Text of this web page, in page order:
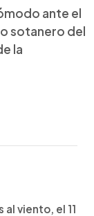
ante el
sotanero del
la
viento, el 11